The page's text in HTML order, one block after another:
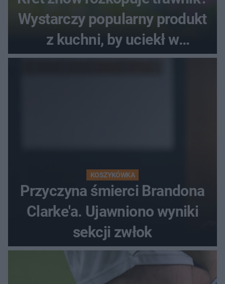
Wystarczy popularny produkt
z kuchni, by uciekł w
popłochu
KOSZYKÓWKA
Przyczyna śmierci Brandona
Clarke'a. Ujawniono wyniki
sekcji zwłok